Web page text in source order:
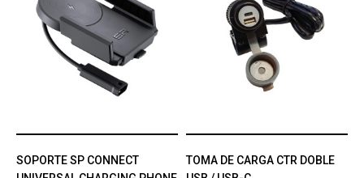
SOPORTE SP CONNECT
TOMA DE CARGA CTR DOBLE